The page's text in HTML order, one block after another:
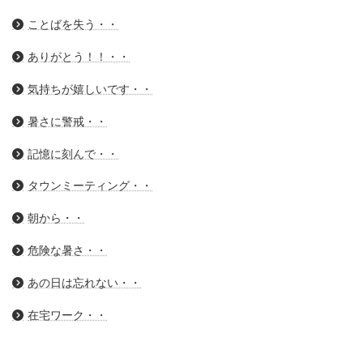
ことばを失う・・
ありがとう！！・・
気持ちが嬉しいです・・
暑さに警戒・・
記憶に刻んで・・
タウンミーティング・・
朝から・・
危険な暑さ・・
あの日は忘れない・・
在宅ワーク・・